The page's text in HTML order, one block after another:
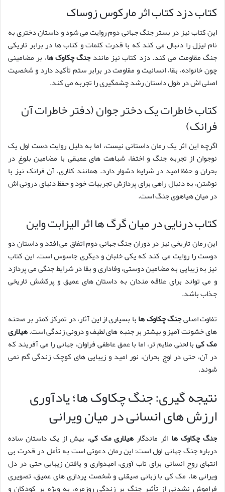
کتاب دزد کتاب اثر مارکوس زوساک
این کتاب نیز در بستر جنگ جهانی دوم روایت می شود و داستان دختری به
نام لیزل را دنبال می کند که با قدرت کلمات و کتاب ها در برابر تاریکی
جنگ مقاومت می کند. دزد کتاب نیز مانندجنگ چکاوک ها، بر مضامینی
چون خانواده، بقا، انسانیت و مقاومت در برابر ستم تأکید دارد و شخصیت
اصلی اش در طول داستان رشد چشمگیری را تجربه می کند.
کتاب خاطرات یک دختر جوان (دفتر خاطرات آن
فرانک)
اگرچه این اثر یک رمان داستانی نیست، اما به دلیل روایت دست اول یک
نوجوان از تجربه جنگ و اختفا، شباهت های عمیقی با مضامین بلوغ در
بحران و حفظ امید در شرایط دشوار دارد. همانند کلاری، آن فرانک نیز با
نوشتن، به دنبال راهی برای پردازش تجربیات خود و حفظ دنیای درونی اش
در میان هیاهوی جنگ است.
کتاب درنایی در میان گرگ ها اثر الیزابت واین
این رمان تاریخی نیز در دوران جنگ جهانی دوم اتفاق می افتد و داستان دو
دوست را روایت می کند که یکی خلبان و دیگری جاسوس است. این کتاب
نیز به زیبایی به مضامین دوستی، وفاداری و بقا در شرایط جنگی می پردازد
و می تواند برای علاقه مندان به داستان های عمیق و پرکشش تاریخی
جذاب باشد.
تفاوت اصلیجنگ چکاوک هابا بسیاری از این آثار، در تمرکز کمتر بر صحنه
های خشونت آمیز و بیشتر بر جنبه های لطیف و درونی زندگی است.هیلاری
مک کیبا لحنی ملایم تر، اما با عمق عاطفی فراوان، جهانی را می آفریند که
در آن، حتی در اوج بحران، نور امید و زیبایی های کوچک زندگی گم نمی
شوند.
نتیجه گیری: جنگ چکاوک ها؛ یادآوری
ارزش های انسانی در میان ویرانی
جنگ چکاوک ها اثر ماندگار هیلاری مک کی، بیش از یک داستان ساده
درباره جنگ جهانی اول است؛ این رمان دعوتی است به تأمل در قدرت بی
انتهای روح انسانی برای تاب آوری، امیدواری و یافتن زیبایی حتی در دل
ویرانی ها. مک کی با زبانی صیقلی و شخصت پردازی های عمیق، تصویری
فراموش نشدنی از تأثیر جنگ بر زندگی روزمره، به ویژه بر کودکان و